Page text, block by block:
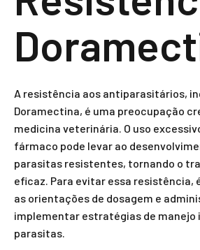
A resistência aos antiparasitários,
Doramectina, é uma preocupação
medicina veterinária. O uso
fármaco pode levar ao
parasitas resistentes, tornando o
eficaz. Para evitar essa resistência,
as orientações de dosagem e
implementar estratégias de manejo
parasitas.